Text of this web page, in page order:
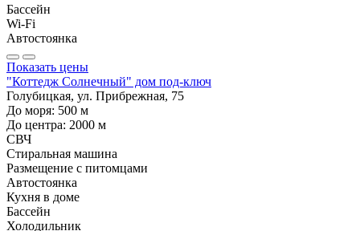
Бассейн
Wi-Fi
Автостоянка
Показать цены
"Коттедж Солнечный" дом под-ключ
Голубицкая, ул. Прибрежная, 75
До моря: 500 м
До центра: 2000 м
СВЧ
Стиральная машина
Размещение с питомцами
Автостоянка
Кухня в доме
Бассейн
Холодильник